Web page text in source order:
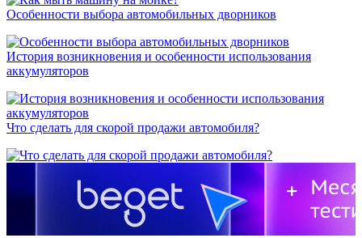
Особенности выбора автомобильных дворников
История возникновения и особенности использования
аккумуляторов
Что сделать для скорой продажи автомобиля?